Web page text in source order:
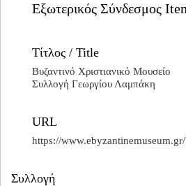
Εξωτερικός Σύνδεσμος
Τίτλος / Title
Βυζαντινό Χριστιανικό Μουσείο
Συλλογή Γεωργίου Λαμπάκη
URL
https://
Συλλογή